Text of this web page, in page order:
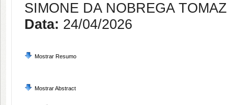
SIMONE DA NOBREGA
Data: 24/04/2026
Mostrar Resumo
Mostrar Abstract